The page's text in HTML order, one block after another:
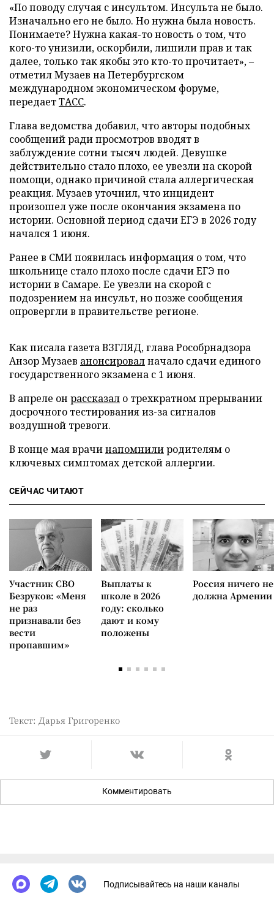
«По поводу случая с инсультом. Инсульта не было.
Изначально его не было. Но нужна была новость.
Понимаете? Нужна какая-то новость о том, что
кого-то унизили, оскорбили, лишили прав и так
далее, только так якобы это кто-то прочитает», –
отметил Музаев на Петербургском
международном экономическом форуме,
передаетТАСС.
Глава ведомства добавил, что авторы подобных
сообщений ради просмотров вводят в
заблуждение сотни тысяч людей. Девушке
действительно стало плохо, ее увезли на скорой
помощи, однако причиной стала аллергическая
реакция. Музаев уточнил, что инцидент
произошел уже после окончания экзамена по
истории. Основной период сдачи ЕГЭ в 2026 году
начался 1 июня.
Ранее в СМИ появилась информация о том, что
школьнице стало плохо после сдачи ЕГЭ по
истории в Самаре. Ее увезли на скорой с
подозрением на инсульт, но позже сообщения
опровергли в правительстве регионе.
Как писала газета ВЗГЛЯД, глава Рособрнадзора
Анзор Музаев анонсировалначало сдачи единого
государственного экзамена с 1 июня.
В апреле он рассказал о трехкратном прерывании
досрочного тестирования из-за сигналов
воздушной тревоги.
В конце мая врачинапомнилиродителям о
ключевых симптомах детской аллергии.
СЕЙЧАС ЧИТАЮТ
Участник СВО
Безруков: «Меня
не раз
признавали без
вести
пропавшим»
Выплаты к
школе в 2026
году: сколько
дают и кому
положены
Россия ничего не
должна Армении
Текст: Дарья Григоренко
Комментировать
Подписывайтесь на наши каналы